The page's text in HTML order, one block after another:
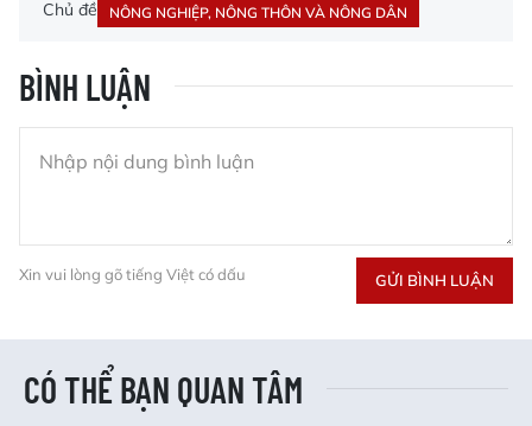
Chủ đề NÔNG NGHIỆP, NÔNG THÔN VÀ NÔNG DÂN
BÌNH LUẬN
Xin vui lòng gõ tiếng Việt có dấu GỬI BÌNH LUẬN
CÓ THỂ BẠN QUAN TÂM